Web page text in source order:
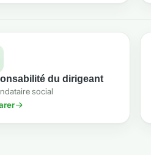
du dirigeant
social